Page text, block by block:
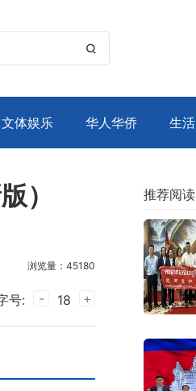

文体娱乐 华人华侨 生活
）
浏览量：45180
号: - 18 +
推荐阅读